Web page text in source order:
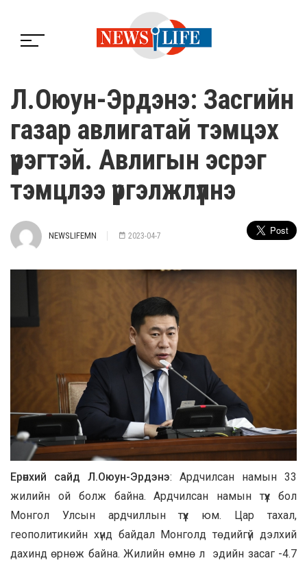
Л.Оюун-Эрдэнэ: Засгийн
газар авлигатай тэмцэх
үүрэгтэй. Авлигын эсрэг
тэмцлээ үргэлжлүүлнэ
NEWSLIFEMN 2023-04-7
Ерөнхий сайд Л.Оюун-Эрдэнэ: Ардчилсан намын 33
жилийн ой болж байна. Ардчилсан намын түүх бол
Монгол Улсын ардчиллын түүх юм. Цар тахал,
геополитикийн хүнд байдал Монголд төдийгүй дэлхий
дахинд өрнөж байна. Жилийн өмнө л эдийн засаг -4.7